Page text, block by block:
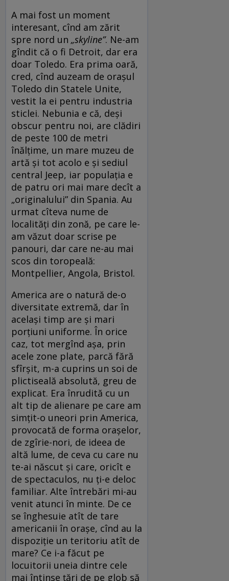
A mai fost un moment
interesant, cînd am zărit
spre nord un „skyline”. Ne-am
gîndit că o fi Detroit, dar era
doar Toledo. Era prima oară,
cred, cînd auzeam de orașul
Toledo din Statele Unite,
vestit la ei pentru industria
sticlei. Nebunia e că, deși
obscur pentru noi, are clădiri
de peste 100 de metri
înălțime, un mare muzeu de
artă și tot acolo e și sediul
central Jeep, iar populația e
de patru ori mai mare decît a
„originalului” din Spania. Au
urmat cîteva nume de
localități din zonă, pe care le-
am văzut doar scrise pe
panouri, dar care ne-au mai
scos din toropeală:
Montpellier, Angola, Bristol.
America are o natură de-o
diversitate extremă, dar în
același timp are și mari
porțiuni uniforme. În orice
caz, tot mergînd așa, prin
acele zone plate, parcă fără
sfîrșit, m-a cuprins un soi de
plictiseală absolută, greu de
explicat. Era înrudită cu un
alt tip de alienare pe care am
simțit-o uneori prin America,
provocată de forma orașelor,
de zgîrie-nori, de ideea de
altă lume, de ceva cu care nu
te-ai născut și care, oricît e
de spectaculos, nu ți-e deloc
familiar. Alte întrebări mi-au
venit atunci în minte. De ce
se înghesuie atît de tare
americanii în orașe, cînd au la
dispoziție un teritoriu atît de
mare? Ce i-a făcut pe
locuitorii uneia dintre cele
mai întinse țări de pe glob să